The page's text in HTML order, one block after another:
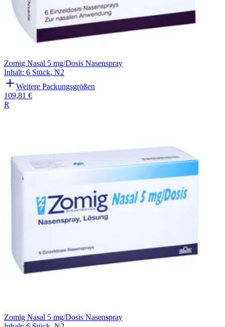
Zomig Nasal 5 mg/Dosis Nasenspray
Inhalt: 6 Stück, N2
Weitere Packungsgrößen
109,81 €
R
Zomig Nasal 5 mg/Dosis Nasenspray